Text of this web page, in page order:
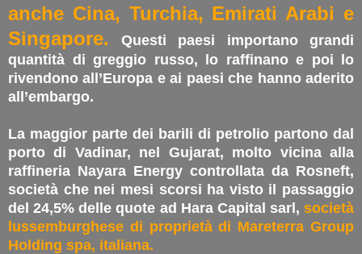
anche Cina, Turchia, Emirati Arabi e
Singapore. Questi paesi importano grandi
quantità di greggio russo, lo raffinano e poi lo
rivendono all’Europa e ai paesi che hanno aderito
all’embargo.
La maggior parte dei barili di petrolio partono dal
porto di Vadinar, nel Gujarat, molto vicina alla
raffineria Nayara Energy controllata da Rosneft,
società che nei mesi scorsi ha visto il passaggio
del 24,5% delle quote ad Hara Capital sarl, società
lussemburghese di proprietà di Mareterra Group
Holding spa, italiana.